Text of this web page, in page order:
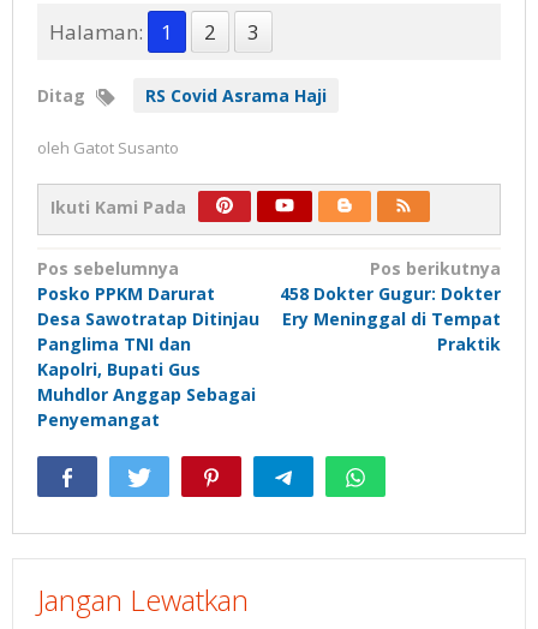
Halaman: 1 2 3
Ditag RS Covid Asrama Haji
oleh Gatot Susanto
Ikuti Kami Pada
Navigasi
pos
Pos sebelumnya
Posko PPKM Darurat
Desa Sawotratap Ditinjau
Panglima TNI dan
Kapolri, Bupati Gus
Muhdlor Anggap Sebagai
Penyemangat
Pos berikutnya
458 Dokter Gugur: Dokter
Ery Meninggal di Tempat
Praktik
Jangan Lewatkan